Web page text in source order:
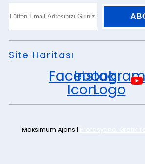
Site Haritası
Facebook
Icon
Instagram
Logo
Maksimum Ajans |